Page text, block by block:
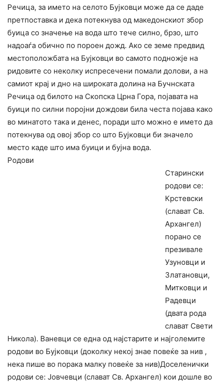
Речица, за името на селото Бујковци може да се даде
претпоставка и дека потекнува од македонскиот збор
буица со значење на вода што тече силно, брзо, што
надоаѓа обично по пороен дожд. Ако се земе предвид
местоположбата на Бујковци во самото подножје на
ридовите со неколку испресечени помали долови, а на
самиот крај и дно на широката долина на Бучнската
Речица од билото на Скопска Црна Гора, појавата на
буици по силни поројни дождови била честа појава како
во минатото така и денес, поради што можно е името да
потекнува од овој збор со што Бујковци би значело
место каде што има буици и бујна вода.
Родови
Старински
родови се:
Крстевски
(слават Св.
Архангел)
порано се
презивале
Узуновци и
Златановци,
Митковци и
Радевци
(двата рода
слават Свети
Никола). Ваневци се една од најстарите и најголемите
родови во Бујковци (доколку некој знае повеќе за нив ,
нека пише во порака малку повеќе за нив)Доселенички
родови се: Јовчевци (слават Св. Архангел) кои дошле во